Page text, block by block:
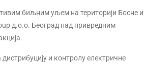
биљним уљем на територији Босне и
д.о.о. Београд над привредним
и контролу електричне